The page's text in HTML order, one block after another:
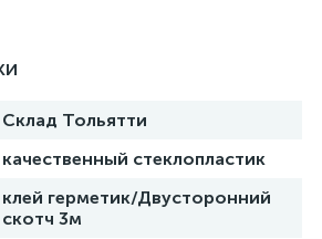
Склад Тольятти
качественный стеклопластик
клей герметик/Двусторонний
скотч 3м